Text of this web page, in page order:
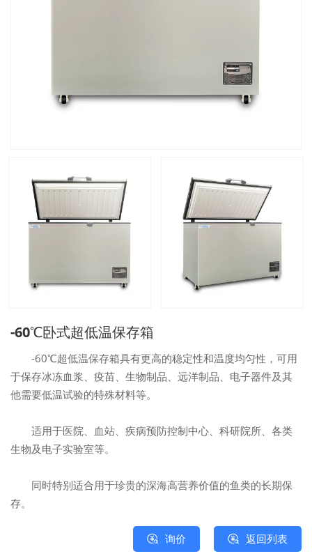
-60℃卧式超低温保存箱
-60℃超低温保存箱具有更高的稳定性和温度均匀性，可用
于保存冰冻血浆、疫苗、生物制品、远洋制品、电子器件及其
他需要低温试验的特殊材料等。
适用于医院、血站、疾病预防控制中心、科研院所、各类
生物及电子实验室等。
同时特别适合用于珍贵的深海高营养价值的鱼类的长期保
存。
返回列表
询价